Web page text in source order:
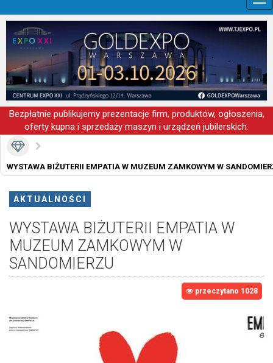
Bezpłatnie publikujemy prezentacje firm, produktów, ogłoszenia,
oferty kupna i sprzedaży maszyn i urządzeń jubilerskich.
WYSTAWA BIŻUTERII EMPATIA W MUZEUM ZAMKOWYM W
AKTUALNOŚCI
WYSTAWA BIŻUTERII EMPATIA W
MUZEUM ZAMKOWYM W
SANDOMIERZU
przeczytano 1028